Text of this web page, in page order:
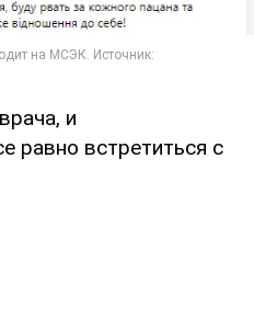
и
равно встретиться с